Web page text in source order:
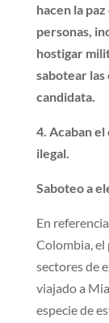
hacen la
personas,
hostigar
sabotear las
candidata.
4. Acaban el
ilegal.
Saboteo a
En
Colombia, el
sectores de
viajado a
especie de